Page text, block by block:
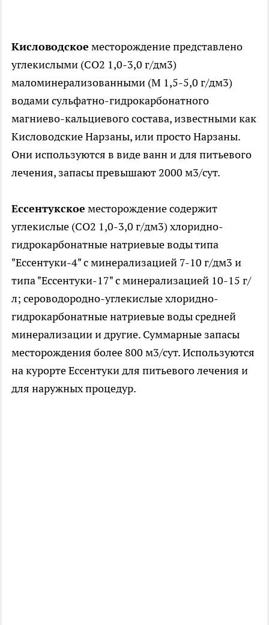
Кисловодское месторождение представлено
углекислыми (СО2 1,0-3,0 г/дм3)
маломинерализованными (М 1,5-5,0 г/дм3)
водами сульфатно-гидрокарбонатного
магниево-кальциевого состава, известными как
Кисловодские Нарзаны, или просто Нарзаны.
Они используются в виде ванн и для питьевого
лечения, запасы превышают 2000 м3/сут.
Ессентукское месторождение содержит
углекислые (СО2 1,0-3,0 г/дм3) хлоридно-
гидрокарбонатные натриевые воды типа
"Ессентуки-4" с минерализацией 7-10 г/дм3 и
типа "Ессентуки-17" с минерализацией 10-15 г/
л; сероводородно-углекислые хлоридно-
гидрокарбонатные натриевые воды средней
минерализации и другие. Суммарные запасы
месторождения более 800 м3/сут. Используются
на курорте Ессентуки для питьевого лечения и
для наружных процедур.